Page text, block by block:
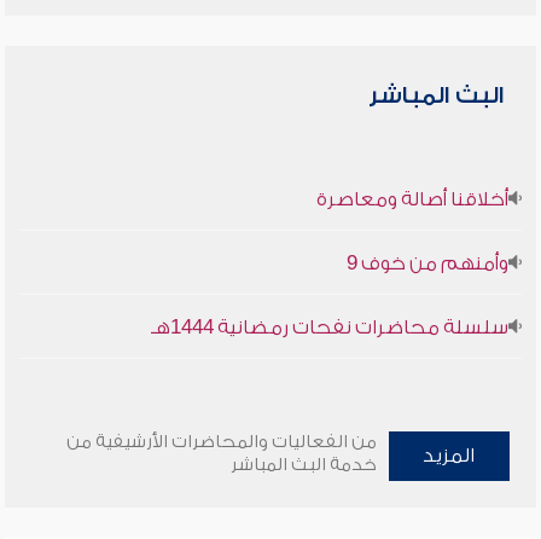
البث المباشر
أخلاقنا أصالة ومعاصرة
وأمنهم من خوف 9
سلسلة محاضرات نفحات رمضانية 1444هـ
المزيد
من الفعاليات والمحاضرات الأرشيفية من
خدمة البث المباشر